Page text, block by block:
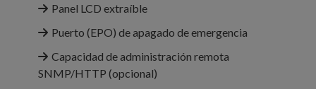
Panel LCD extraíble
Puerto (EPO) de apagado de emergencia
Capacidad de administración remota
SNMP/HTTP (opcional)